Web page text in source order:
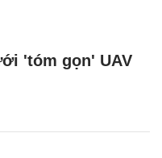
'tóm gọn' UAV